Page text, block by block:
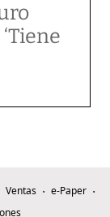
Ventas
e-Paper